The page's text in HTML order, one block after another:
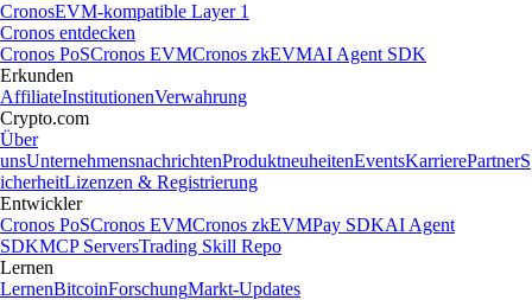
CronosEVM-kompatible Layer 1
Cronos entdecken
Cronos PoSCronos EVMCronos zkEVMAI Agent SDK
Erkunden
AffiliateInstitutionenVerwahrung
Crypto.com
Über
unsUnternehmensnachrichtenProduktneuheitenEventsKarrierePartnerS
icherheitLizenzen & Registrierung
Entwickler
Cronos PoSCronos EVMCronos zkEVMPay SDKAI Agent
SDKMCP ServersTrading Skill Repo
Lernen
LernenBitcoinForschungMarkt-Updates